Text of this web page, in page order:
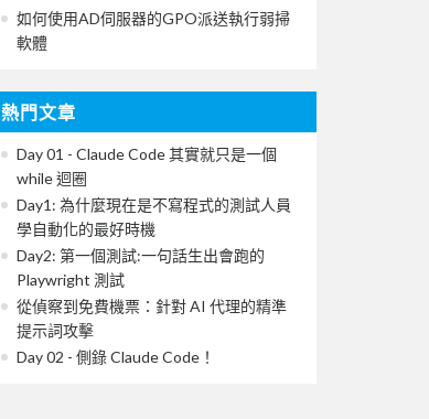
如何使用AD伺服器的GPO派送執行弱掃
軟體
熱門文章
Day 01 - Claude Code 其實就只是一個
while 迴圈
Day1: 為什麼現在是不寫程式的測試人員
學自動化的最好時機
Day2: 第一個測試:一句話生出會跑的
Playwright 測試
從偵察到免費機票：針對 AI 代理的精準
提示詞攻擊
Day 02 - 側錄 Claude Code！